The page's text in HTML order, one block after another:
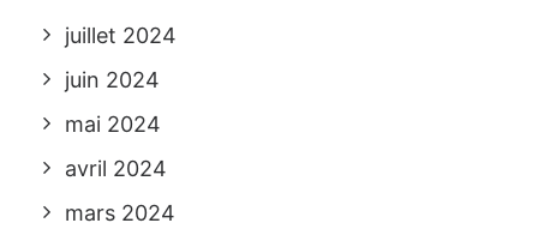
juillet 2024
juin 2024
mai 2024
avril 2024
mars 2024